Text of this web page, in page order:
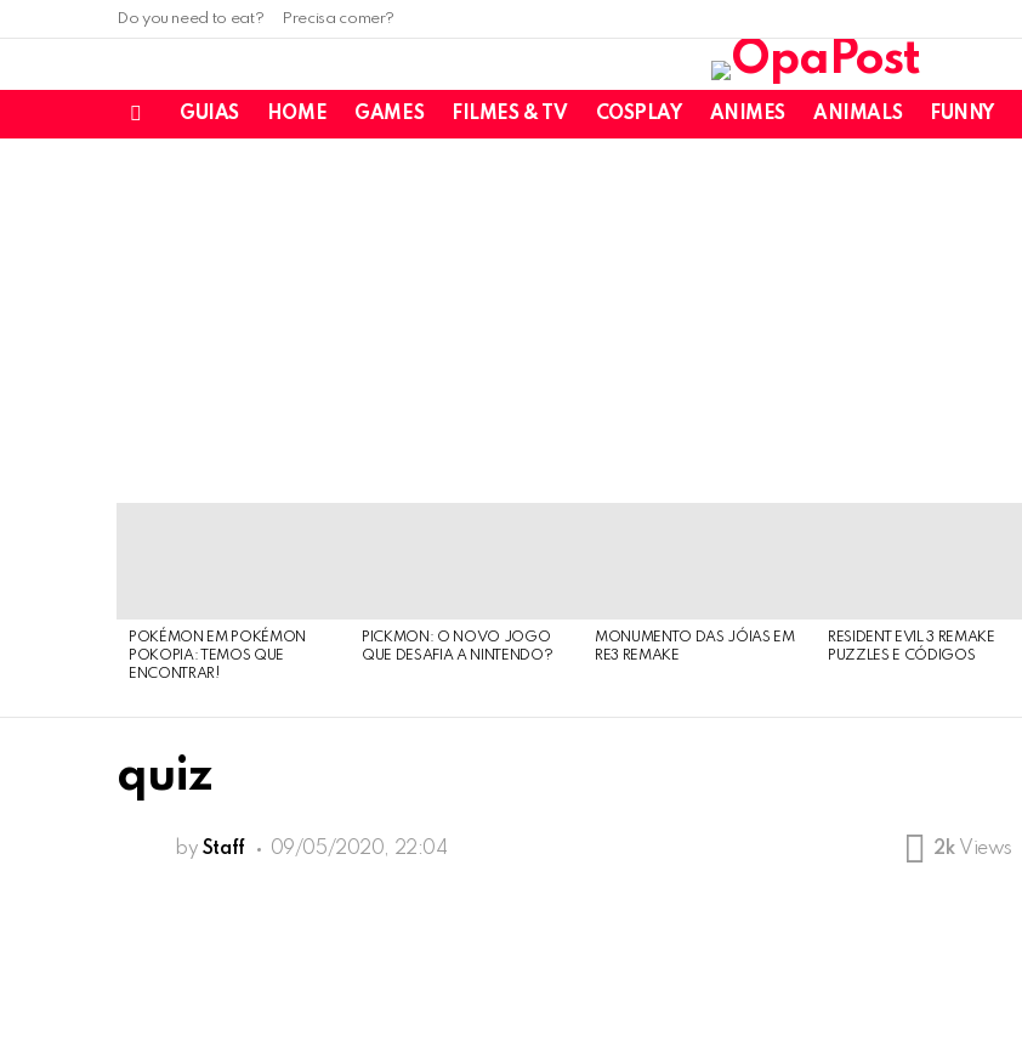
Do you need to eat? Precisa comer?
GUIAS HOME GAMES FILMES & TV COSPLAY ANIMES ANIMALS FUNNY
POKÉMON EM POKÉMON
POKOPIA: TEMOS QUE
ENCONTRAR!
PICKMON: O NOVO JOGO
QUE DESAFIA A NINTENDO?
MONUMENTO DAS JÓIAS EM
RE3 REMAKE
RESIDENT EVIL 3 REMAKE
PUZZLES E CÓDIGOS
quiz
by Staff 09/05/2020, 22:04 2k Views